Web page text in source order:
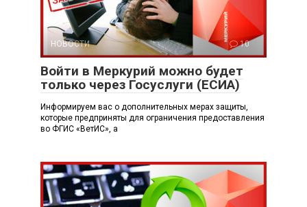
НОВОСТИ 10
Войти в Меркурий можно будет
только через Госуслуги (ЕСИА)
Информируем вас о дополнительных мерах защиты,
которые предприняты для ограничения предоставления
во ФГИС «ВетИС», а